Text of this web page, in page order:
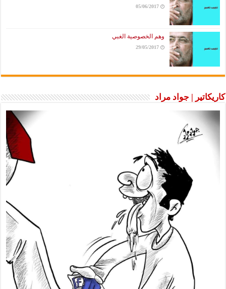
05/06/2017
وهم الخصوصية الغبي
29/05/2017
كاريكاتير | جواد مراد